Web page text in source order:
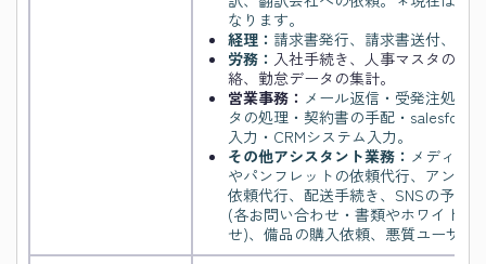
なります。
経理： 請求書発行、請求書送付、売
労務： 入社手続き、人事マスタの管
絡、勤怠データの集計。
営業事務： メール返信・受発注処理
タの処理・契約書の手配・
入力・CRMシステム入力。
その他アシスタント業務： メディア
やパンフレットの依頼代行、アンケ
依頼代行、配送手続き、SNSの予約
(各お問い合わせ・書類やホワイトペ
せ)、備品の購入依頼、悪質ユーザへ